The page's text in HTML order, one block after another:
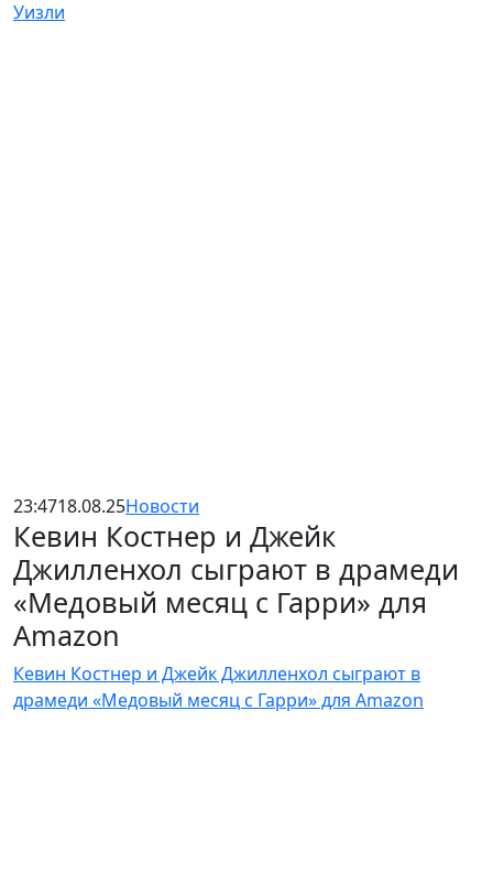
Уизли
23:4718.08.25Новости
Кевин Костнер и Джейк
Джилленхол сыграют в драмеди
«Медовый месяц с Гарри» для
Amazon
Кевин Костнер и Джейк Джилленхол сыграют в
драмеди «Медовый месяц с Гарри» для Amazon